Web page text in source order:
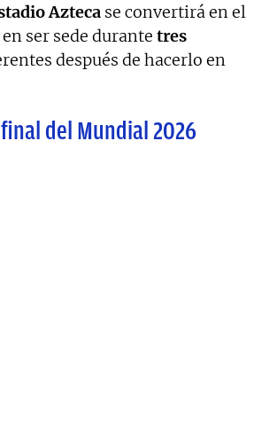
Azteca se convertirá en el
ser sede durante tres
después de hacerlo en
del Mundial 2026